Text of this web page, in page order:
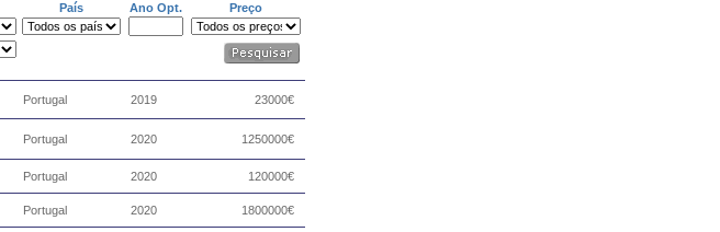
País Ano Opt. Preço
Portugal 2019 23000€
Portugal 2020 1250000€
Portugal 2020 120000€
Portugal 2020 1800000€